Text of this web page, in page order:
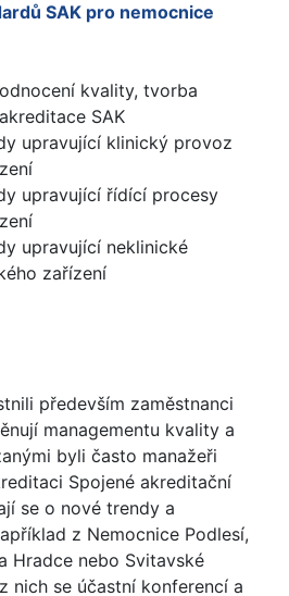
SAK pro nemocnice
kvality, tvorba
SAK
upravující klinický provoz
upravující řídící procesy
upravující neklinické
zařízení
především zaměstnanci
managementu kvality a
byli často manažeři
Spojené akreditační
se o nové trendy a
z Nemocnice Podlesí,
Hradce nebo Svitavské
nich se účastní konferencí a